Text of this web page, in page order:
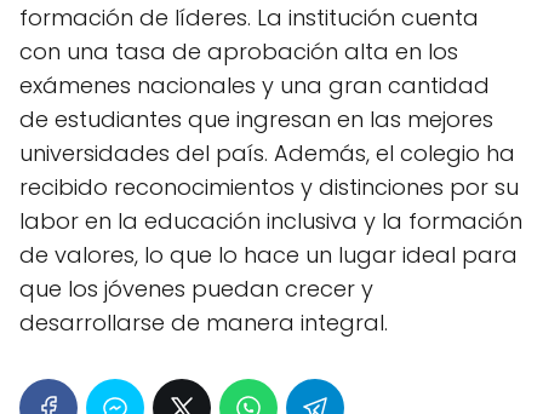
formación de líderes. La institución cuenta
con una tasa de aprobación alta en los
exámenes nacionales y una gran cantidad
de estudiantes que ingresan en las mejores
universidades del país. Además, el colegio ha
recibido reconocimientos y distinciones por su
labor en la educación inclusiva y la formación
de valores, lo que lo hace un lugar ideal para
que los jóvenes puedan crecer y
desarrollarse de manera integral.